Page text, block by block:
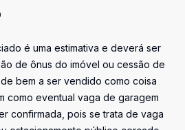
é uma estimativa e deverá ser
de ônus do imóvel ou cessão de
bem a ser vendido como coisa
como eventual vaga de garagem
confirmada, pois se trata de vaga